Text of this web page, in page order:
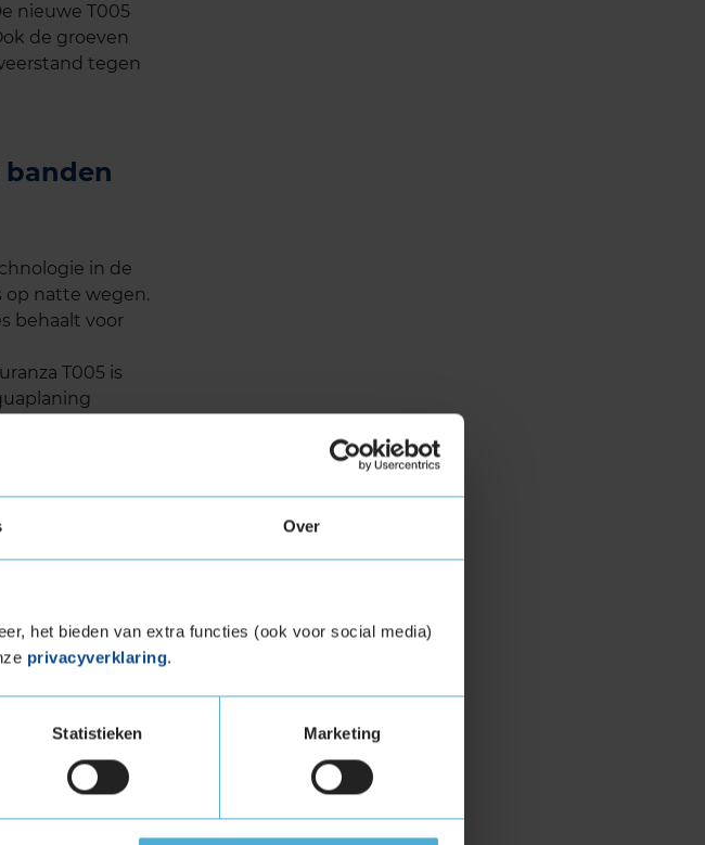
Over
het bieden van extra functies (ook voor social media)
privacyverklaring.
Statistieken Marketing
nieuwe T005
de groeven
tegen
banden
in de
op natte wegen.
behaalt voor
T005 is
zoals stijf
de
tot 11%
de banden